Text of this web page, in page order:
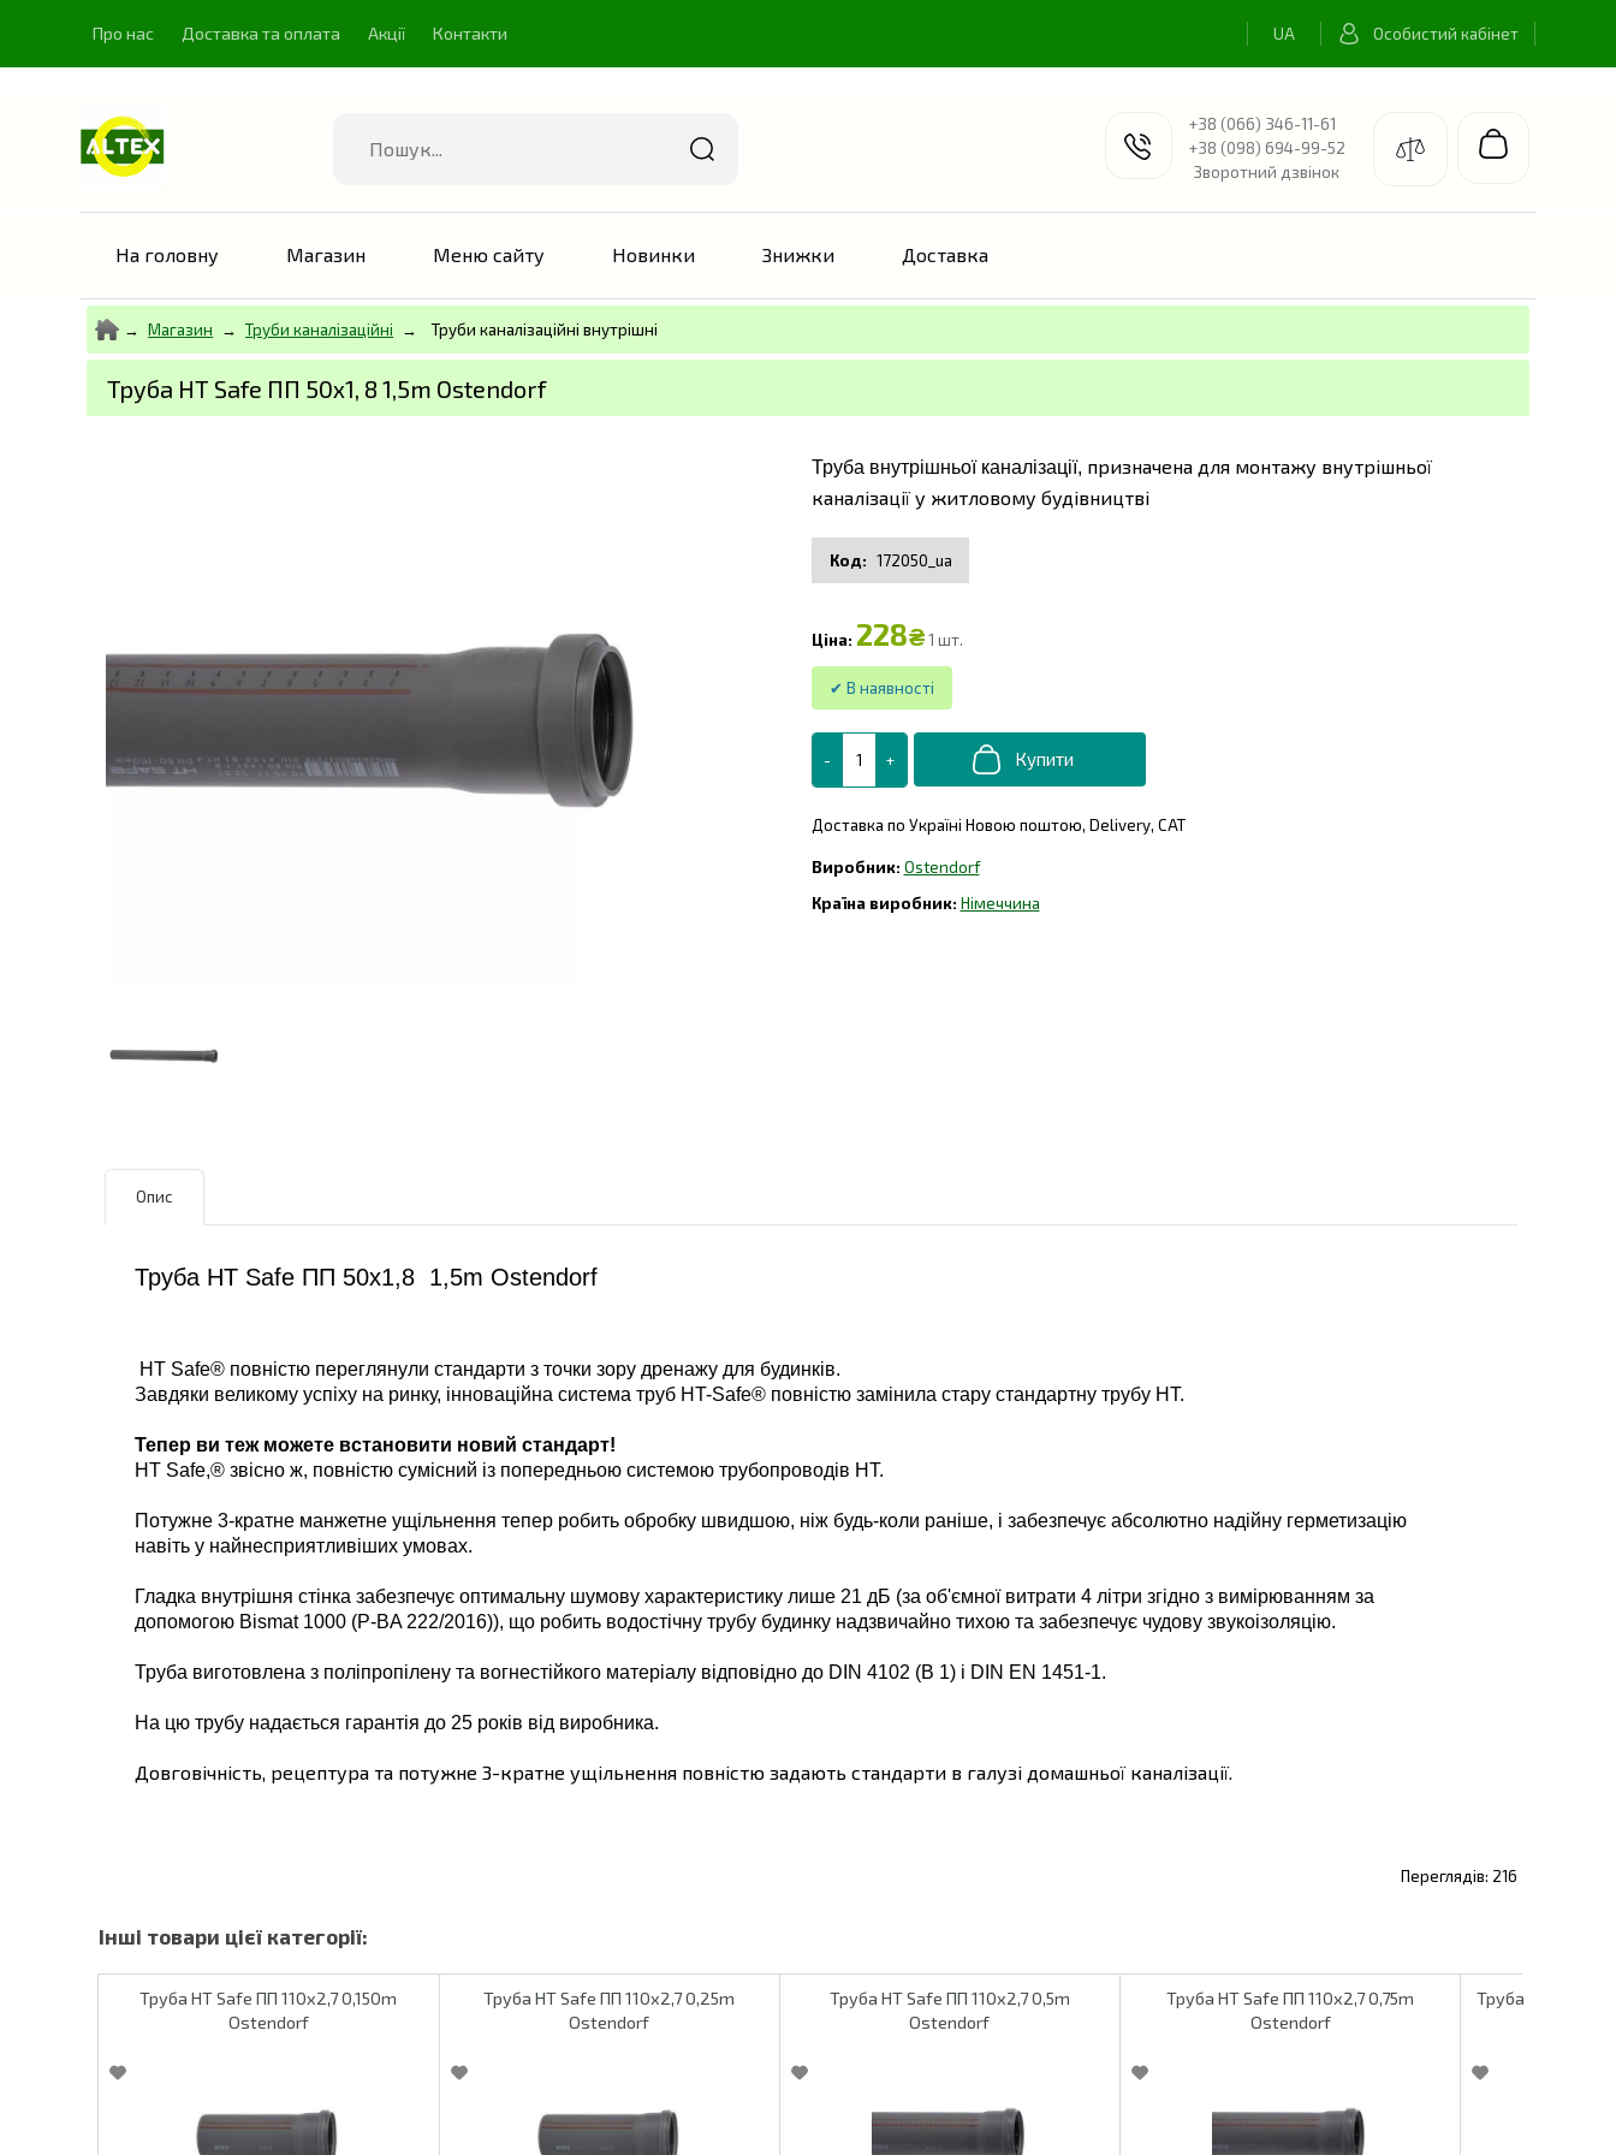
Про нас Доставка та оплата Акції Контакти Особистий кабінет
Знайти
+38 (066) 346-11-61
+38 (098) 694-99-52
Зворотний дзвінок
На головну Магазин Меню сайту Новинки Знижки Доставка
Магазин Труби каналізаційні Труби каналізаційні внутрішні
Труба HT Safe ПП 50х1, 8 1,5m Ostendorf
Труба внутрішньої каналізації, призначена для монтажу внутрішньої
каналізації у житловому будівництві
172050_ua
228₴ 1 шт.
Доставка по Україні Новою поштою, Delivery, САТ
Ostendorf
Німеччина
Опис
Труба HT Safe ПП 50х1,8 1,5m Ostendorf
HT Safe® повністю переглянули стандарти з точки зору дренажу для будинків.
Завдяки великому успіху на ринку, інноваційна система труб HT-Safe® повністю замінила стару стандартну трубу HT.
Тепер ви теж можете встановити новий стандарт!
HT Safe,® звісно ж, повністю сумісний із попередньою системою трубопроводів HT.
Потужне 3-кратне манжетне ущільнення тепер робить обробку швидшою, ніж будь-коли раніше, і забезпечує абсолютно надійну герметизацію
навіть у найнесприятливіших умовах.
Гладка внутрішня стінка забезпечує оптимальну шумову характеристику лише 21 дБ (за об'ємної витрати 4 літри згідно з вимірюванням за
допомогою Bismat 1000 (P-BA 222/2016)), що робить водостічну трубу будинку надзвичайно тихою та забезпечує чудову звукоізоляцію.
Труба виготовлена з поліпропілену та вогнестійкого матеріалу відповідно до DIN 4102 (B 1) і DIN EN 1451-1.
На цю трубу надається гарантія до 25 років від виробника.
Довговічність, рецептура та потужне 3-кратне ущільнення повністю задають стандарти в галузі домашньої каналізації.
216
Труба HT Safe ПП 110х2,7 0,150m
Ostendorf
Труба HT Safe ПП 110х2,7 0,25m
Ostendorf
Труба HT Safe ПП 110х2,7 0,5m
Ostendorf
Труба HT Safe ПП 110х2,7 0,75m
Ostendorf
Труба HT Safe